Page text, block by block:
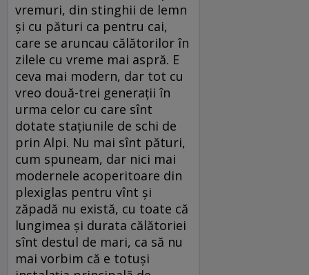
vremuri, din stinghii de lemn
și cu pături ca pentru cai,
care se aruncau călătorilor în
zilele cu vreme mai aspră. E
ceva mai modern, dar tot cu
vreo două-trei generații în
urma celor cu care sînt
dotate stațiunile de schi de
prin Alpi. Nu mai sînt pături,
cum spuneam, dar nici mai
modernele acoperitoare din
plexiglas pentru vînt și
zăpadă nu există, cu toate că
lungimea și durata călătoriei
sînt destul de mari, ca să nu
mai vorbim că e totuși